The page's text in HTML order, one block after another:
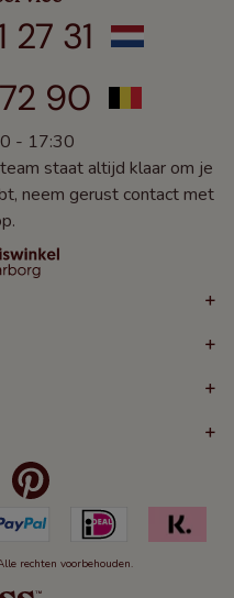
31
90
- 17:30
staat altijd klaar om je
neem gerust contact met
+
+
+
+
rechten voorbehouden.